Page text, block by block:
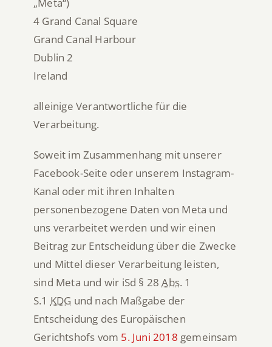
4 Grand Canal Square
Grand Canal Harbour
Dublin 2
Ireland
alleinige Verantwortliche für die
Verarbeitung.
Soweit im Zusammenhang mit unserer
Facebook-Seite oder unserem Instagram-
Kanal oder mit ihren Inhalten
personenbezogene Daten von Meta und
uns verarbeitet werden und wir einen
Beitrag zur Entscheidung über die Zwecke
und Mittel dieser Verarbeitung leisten,
sind Meta und wir iSd § 28Abs. 1
S.1 KDG und nach Maßgabe der
Entscheidung des Europäischen
Gerichtshofs vom 5. Juni 2018 gemeinsam